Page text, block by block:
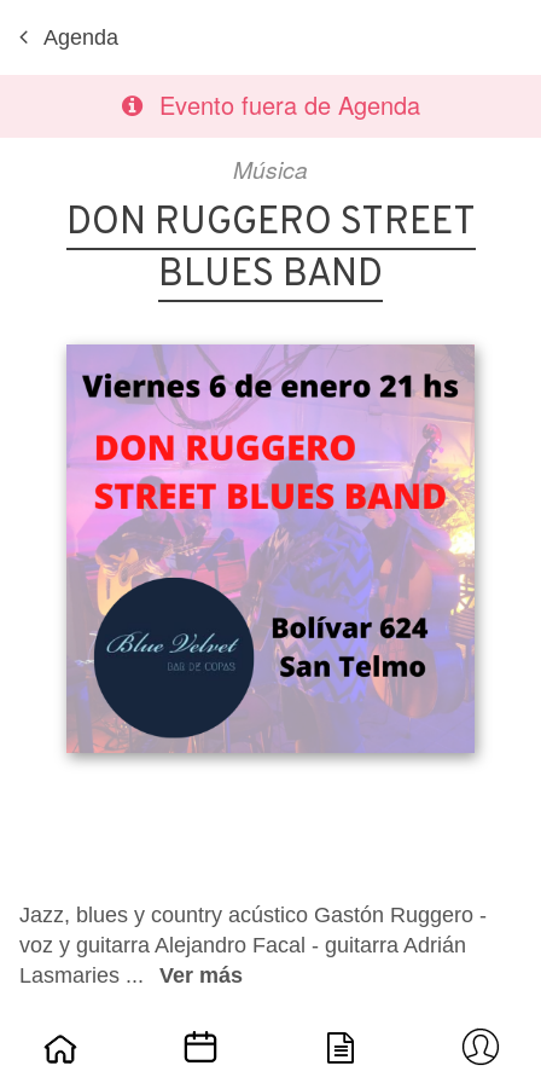
Agenda
Evento fuera de Agenda
Música
DON RUGGERO STREET
BLUES BAND
Jazz, blues y country acústico Gastón Ruggero -
voz y guitarra Alejandro Facal - guitarra Adrián
Lasmaries ...
Ver más